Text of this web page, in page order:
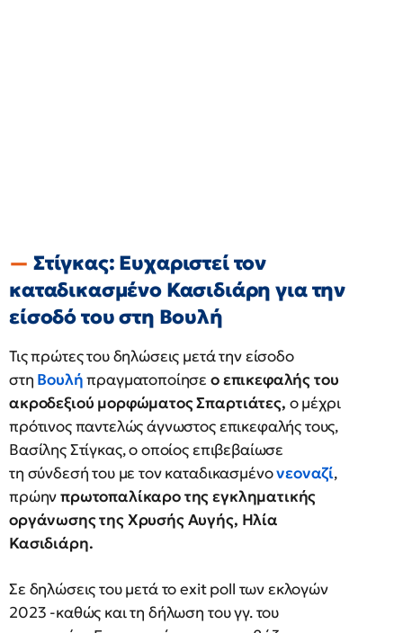
Στίγκας: Ευχαριστεί τον
καταδικασμένο Κασιδιάρη για την
είσοδό του στη Βουλή
Τις πρώτες του δηλώσεις μετά την είσοδο
στη Βουλήπραγματοποίησεο επικεφαλής του
ακροδεξιού μορφώματος Σπαρτιάτες, ο μέχρι
πρότινος παντελώς άγνωστος επικεφαλής τους,
Βασίλης Στίγκας, ο οποίος επιβεβαίωσε
τη σύνδεσή του με τον καταδικασμένονεοναζί,
πρώηνπρωτοπαλίκαρο της εγκληματικής
οργάνωσης της Χρυσής Αυγής, Ηλία
Κασιδιάρη.
Σε δηλώσεις του μετά το exit poll των εκλογών
2023 -καθώς και τη δήλωση του γγ. του